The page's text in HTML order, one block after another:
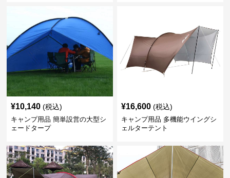
¥10,140 (税込)
キャンプ用品 簡単設営の大型シ
ェードタープ
¥16,600 (税込)
キャンプ用品 多機能ウイングシ
ェルターテント